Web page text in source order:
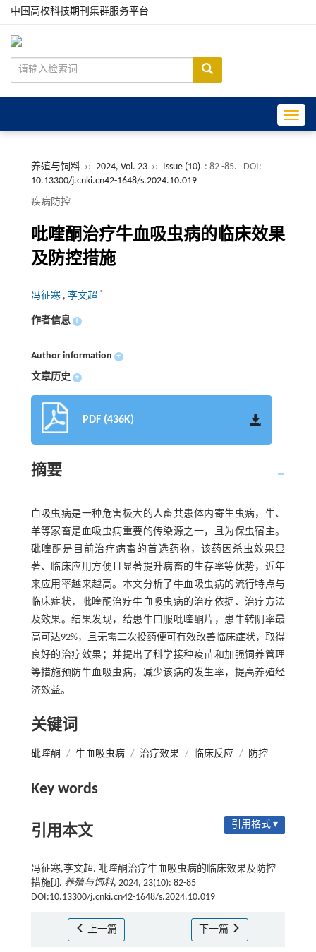
中国高校科技期刊集群服务平台
养殖与饲料 ›› 2024, Vol. 23 ›› Issue (10) : 82 -85.
DOI:
10.13300/j.cnki.cn42-1648/s.2024.10.019
疾病防控
吡喹酮治疗牛血吸虫病的临床效果
及防控措施
冯征寒 , 李文超 *
作者信息 +
Author information +
文章历史 +
PDF (436K)
摘要
血吸虫病是一种危害极大的人畜共患体内寄生虫病，牛、
羊等家畜是血吸虫病重要的传染源之一，且为保虫宿主。
砒喹酮是目前治疗病畜的首选药物，该药因杀虫效果显
著、临床应用方便且显著提升病畜的生存率等优势，近年
来应用率越来越高。本文分析了牛血吸虫病的流行特点与
临床症状，吡喹酮治疗牛血吸虫病的治疗依据、治疗方法
及效果。结果发现，给患牛口服吡喹酮片，患牛转阴率最
高可达92%，且无需二次投药便可有效改善临床症状，取得
良好的治疗效果；并提出了科学接种疫苗和加强饲养管理
等措施预防牛血吸虫病，减少该病的发生率，提高养殖经
济效益。
关键词
砒喹酮 / 牛血吸虫病 / 治疗效果 / 临床反应 / 防控
Key words
引用本文 引用格式 ▾
冯征寒,李文超. 吡喹酮治疗牛血吸虫病的临床效果及防控
措施[J]. 养殖与饲料, 2024, 23(10): 82-85
DOI:10.13300/j.cnki.cn42-1648/s.2024.10.019
上一篇 下一篇